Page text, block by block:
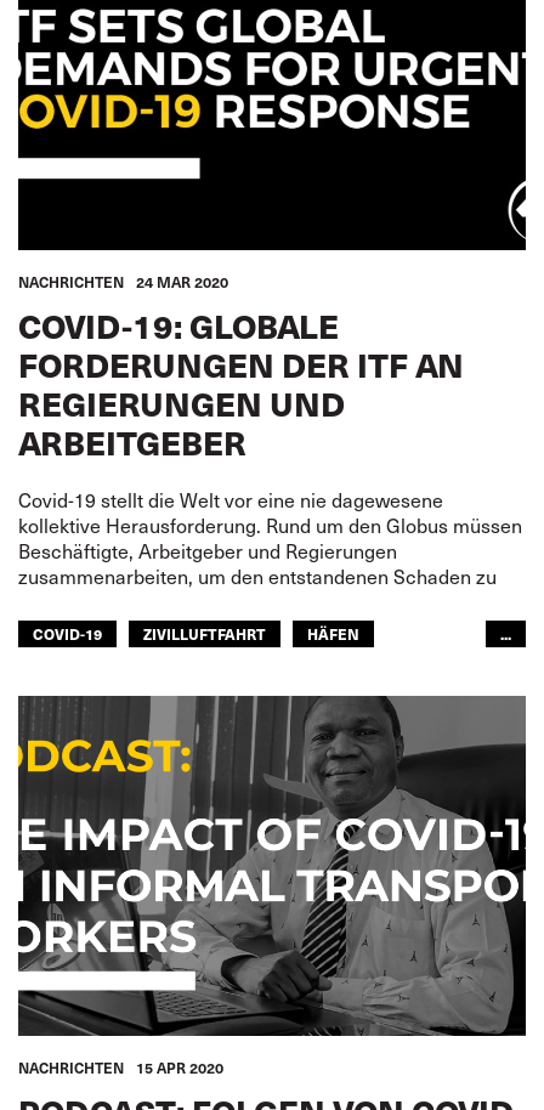
NACHRICHTEN 24 MAR 2020
COVID-19: GLOBALE
FORDERUNGEN DER ITF AN
REGIERUNGEN UND
ARBEITGEBER
Covid-19 stellt die Welt vor eine nie dagewesene
kollektive Herausforderung. Rund um den Globus müssen
Beschäftigte, Arbeitgeber und Regierungen
zusammenarbeiten, um den entstandenen Schaden zu
COVID-19 ZIVILLUFTFAHRT
HÄFEN
EISENBAHN
STRASSENTRANSPORT
SEELEUTE
FREMDENVERKEHRSDIENSTE
ÖFFENTLICHER PERSONENNAHVERKEHR
ITF AFRICA
LATEINAMERIKA
ARABISCHE WELT
ASIEN PAZIFIK GLOBAL
...
NACHRICHTEN 15 APR 2020